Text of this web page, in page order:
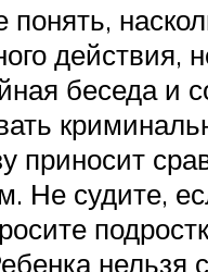
действия,
беседа и
приносит
Не судите,
нельзя